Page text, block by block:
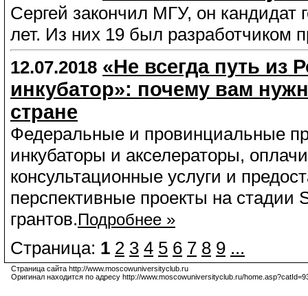
Сергей закончил МГУ, он кандидат
лет. Из них 19 был разработчиком
12.07.2018 «Не всегда путь из
инкубатор»: почему вам
стране
Федеральные и провинциальные
инкубаторы и акселераторы,
консультационные услуги и
перспективные проекты на стадии
грантов.Подробнее »
Страница: 1 2 3 4 5 6 7 8 9 ...
Страница сайта http://www.moscowuniversityclub.ru
Оригинал находится по адресу http://www.moscowuniversityclub.ru/